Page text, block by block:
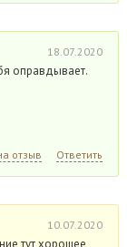
18.07.2020
оправдывает.
отзыв Ответить
10.07.2020
тут хорошее,